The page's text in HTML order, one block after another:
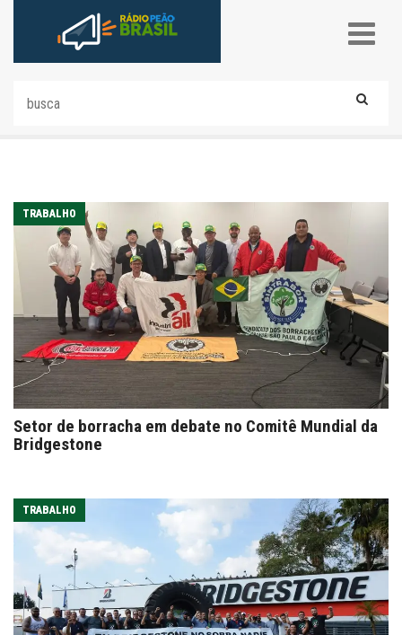
TRABALHO
Setor de borracha em debate no Comitê Mundial da
Bridgestone
TRABALHO